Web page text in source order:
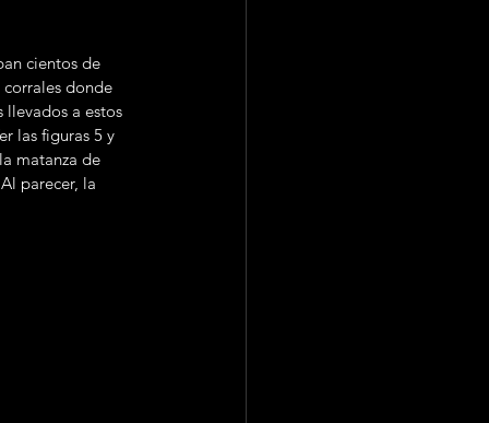
donde
llevados a estos
las figuras 5 y
matanza de
parecer, la